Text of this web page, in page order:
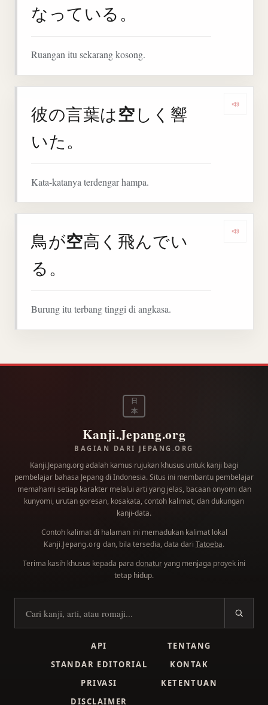
なっている。
Ruangan itu sekarang kosong.
彼の言葉は空しく響
いた。
Kata-katanya terdengar hampa.
鳥が空高く飛んでい
る。
Burung itu terbang tinggi di angkasa.
日
本
Kanji.Jepang.org
BAGIAN DARI JEPANG.ORG
Kanji.Jepang.org adalah kamus rujukan khusus untuk kanji bagi
pembelajar bahasa Jepang di Indonesia. Situs ini membantu pembelajar
memahami setiap karakter melalui arti yang jelas, bacaan onyomi dan
kunyomi, urutan goresan, kosakata, contoh kalimat, dan dukungan
kanji-data.
Contoh kalimat di halaman ini memadukan kalimat lokal
Kanji.Jepang.org dan, bila tersedia, data dari Tatoeba.
Terima kasih khusus kepada para donaturyang menjaga proyek ini
tetap hidup.
Cari kanji
API
TENTANG
STANDAR EDITORIAL
KONTAK
PRIVASI
KETENTUAN
DISCLAIMER